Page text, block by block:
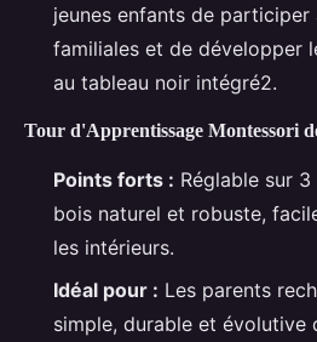
jeunes enfants de
familiales et de développer
au tableau noir intégré2.
Tour d'Apprentissage Montessori
Points forts : Réglable sur
bois naturel et robuste,
les intérieurs.
Idéal pour : Les parents
simple, durable et évolutive